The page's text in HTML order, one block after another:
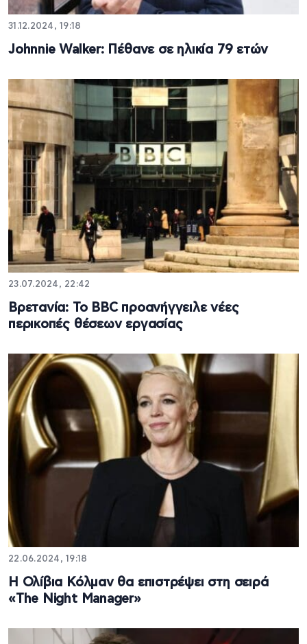
31.12.2024, 19:18
Johnnie Walker: Πέθανε σε ηλικία 79 ετών
23.07.2024, 22:42
Βρετανία: Το BBC προανήγγειλε νέες
περικοπές θέσεων εργασίας
22.06.2024, 19:18
Η Ολίβια Κόλμαν θα επιστρέψει στη σειρά
«The Night Manager»